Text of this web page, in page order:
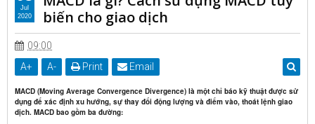
biến cho giao dịch
09:00
A+ A- Print Email
MACD (Moving Average Convergence Divergence) là một chỉ báo kỹ thuật được sử
dụng để xác định xu hướng, sự thay đổi động lượng và điểm vào, thoát lệnh giao
dịch. MACD bao gồm ba đường:
Jul
2020